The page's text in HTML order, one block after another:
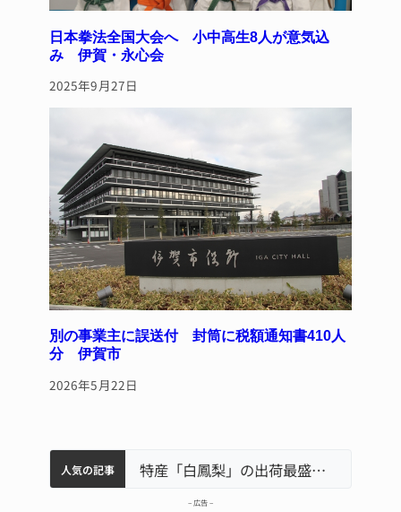
日本拳法全国大会へ 小中高生8人が意気込
み 伊賀・永心会
2025年9月27日
別の事業主に誤送付 封筒に税額通知書410人
分 伊賀市
2026年5月22日
人気の記事
名張市水道料金47％値上げへ 答申案、審議会で大筋まとまる
中学校の陶壁モニュメント 地元建設会社がボランティアで清掃 伊賀名張市立病院のDMAT、熊本地震の被災地へ 能登以来3回目の派遣 特産「白鳳梨」の出荷最盛期 直売所にぎわう 伊賀
– 広告 –